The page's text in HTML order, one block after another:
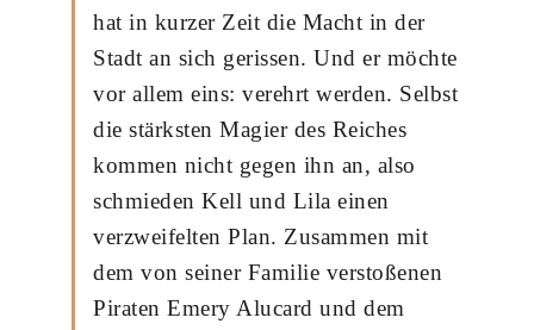
hat in kurzer Zeit die Macht in der
Stadt an sich gerissen. Und er möchte
vor allem eins: verehrt werden. Selbst
die stärksten Magier des Reiches
kommen nicht gegen ihn an, also
schmieden Kell und Lila einen
verzweifelten Plan. Zusammen mit
dem von seiner Familie verstoßenen
Piraten Emery Alucard und dem